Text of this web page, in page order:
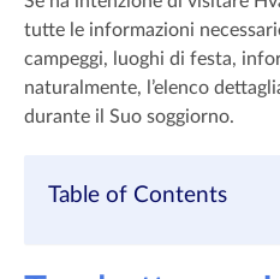
tutte le informazioni
campeggi, luoghi di festa,
naturalmente, l’elenco
durante il Suo soggiorno.
Table of Contents